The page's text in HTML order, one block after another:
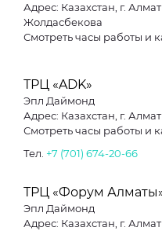
Адрес: Казахстан, г.
Жолдасбекова
Смотреть часы работы и
ТРЦ «ADK»
Эпл Даймонд
Адрес: Казахстан, г.
Смотреть часы работы и
Тел. +7 (701) 674-20-66
ТРЦ «Форум
Эпл Даймонд
Адрес: Казахстан, г.